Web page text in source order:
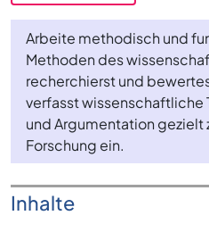
Arbeite methodisch und
Methoden des
recherchierst und
verfasst wissenschaftliche
und Argumentation gezielt
Forschung ein.
Inhalte